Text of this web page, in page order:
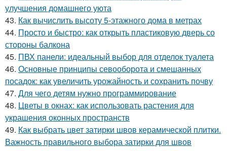
улучшения домашнего уюта
43. Как вычислить высоту 5-этажного дома в метрах
44. Просто и быстро: как открыть пластиковую дверь со
стороны балкона
45. ПВХ панели: идеальный выбор для отделок туалета
46. Основные принципы севооборота и смешанных
посадок: как увеличить урожайность и сохранить почву
47. Для чего детям нужно программирование
48. Цветы в окнах: как использовать растения для
украшения оконных пространств
49. Как выбрать цвет затирки швов керамической плитки.
Важность правильного выбора затирки для швов